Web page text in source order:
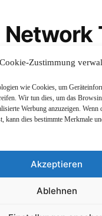
Cookie-Zustimmung
wie Cookies, um
Wir tun dies, um das
Werbung anzuzeigen.
kann dies bestimmte Merkmale
Akzeptieren
Ablehnen
Network
Stolz präsentiert